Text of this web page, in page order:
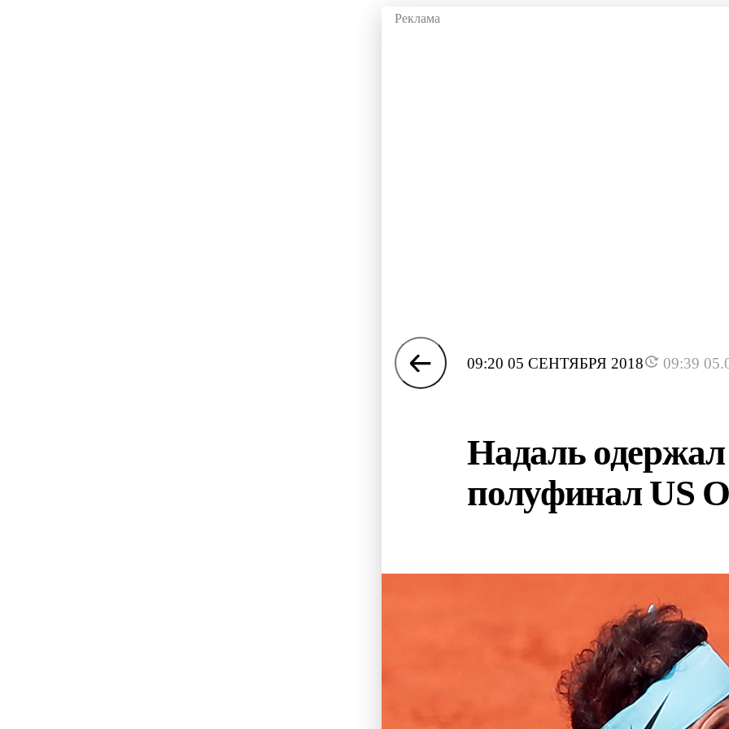
09:20 05 СЕНТЯБРЯ 2018 09:39
Надаль
полуфинал US